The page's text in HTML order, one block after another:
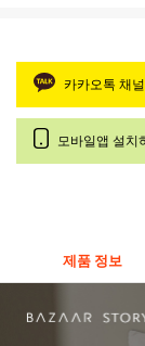
카카오톡 채
모바일앱 설치
제품 정보